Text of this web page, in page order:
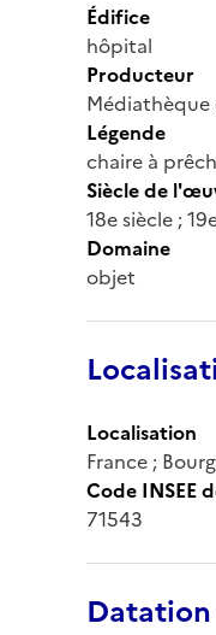
Édifice
hôpital
Producteur
Médiathèque
Légende
chaire à
Siècle de
18e siècle ;
Domaine
objet
Localisation
France ;
Code INSEE
71543
Datation